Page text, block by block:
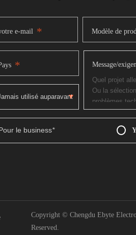
e-mail * Modèle de
* Message/
le business*
Copyright © Chengdu Ebyte
Reserved.